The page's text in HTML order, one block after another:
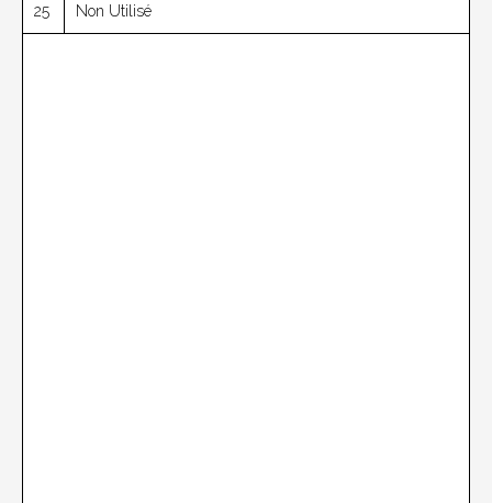
25 Non Utilisé